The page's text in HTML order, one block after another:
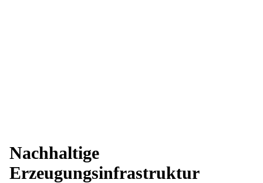
Nachhaltige
Erzeugungsinfrastruktur